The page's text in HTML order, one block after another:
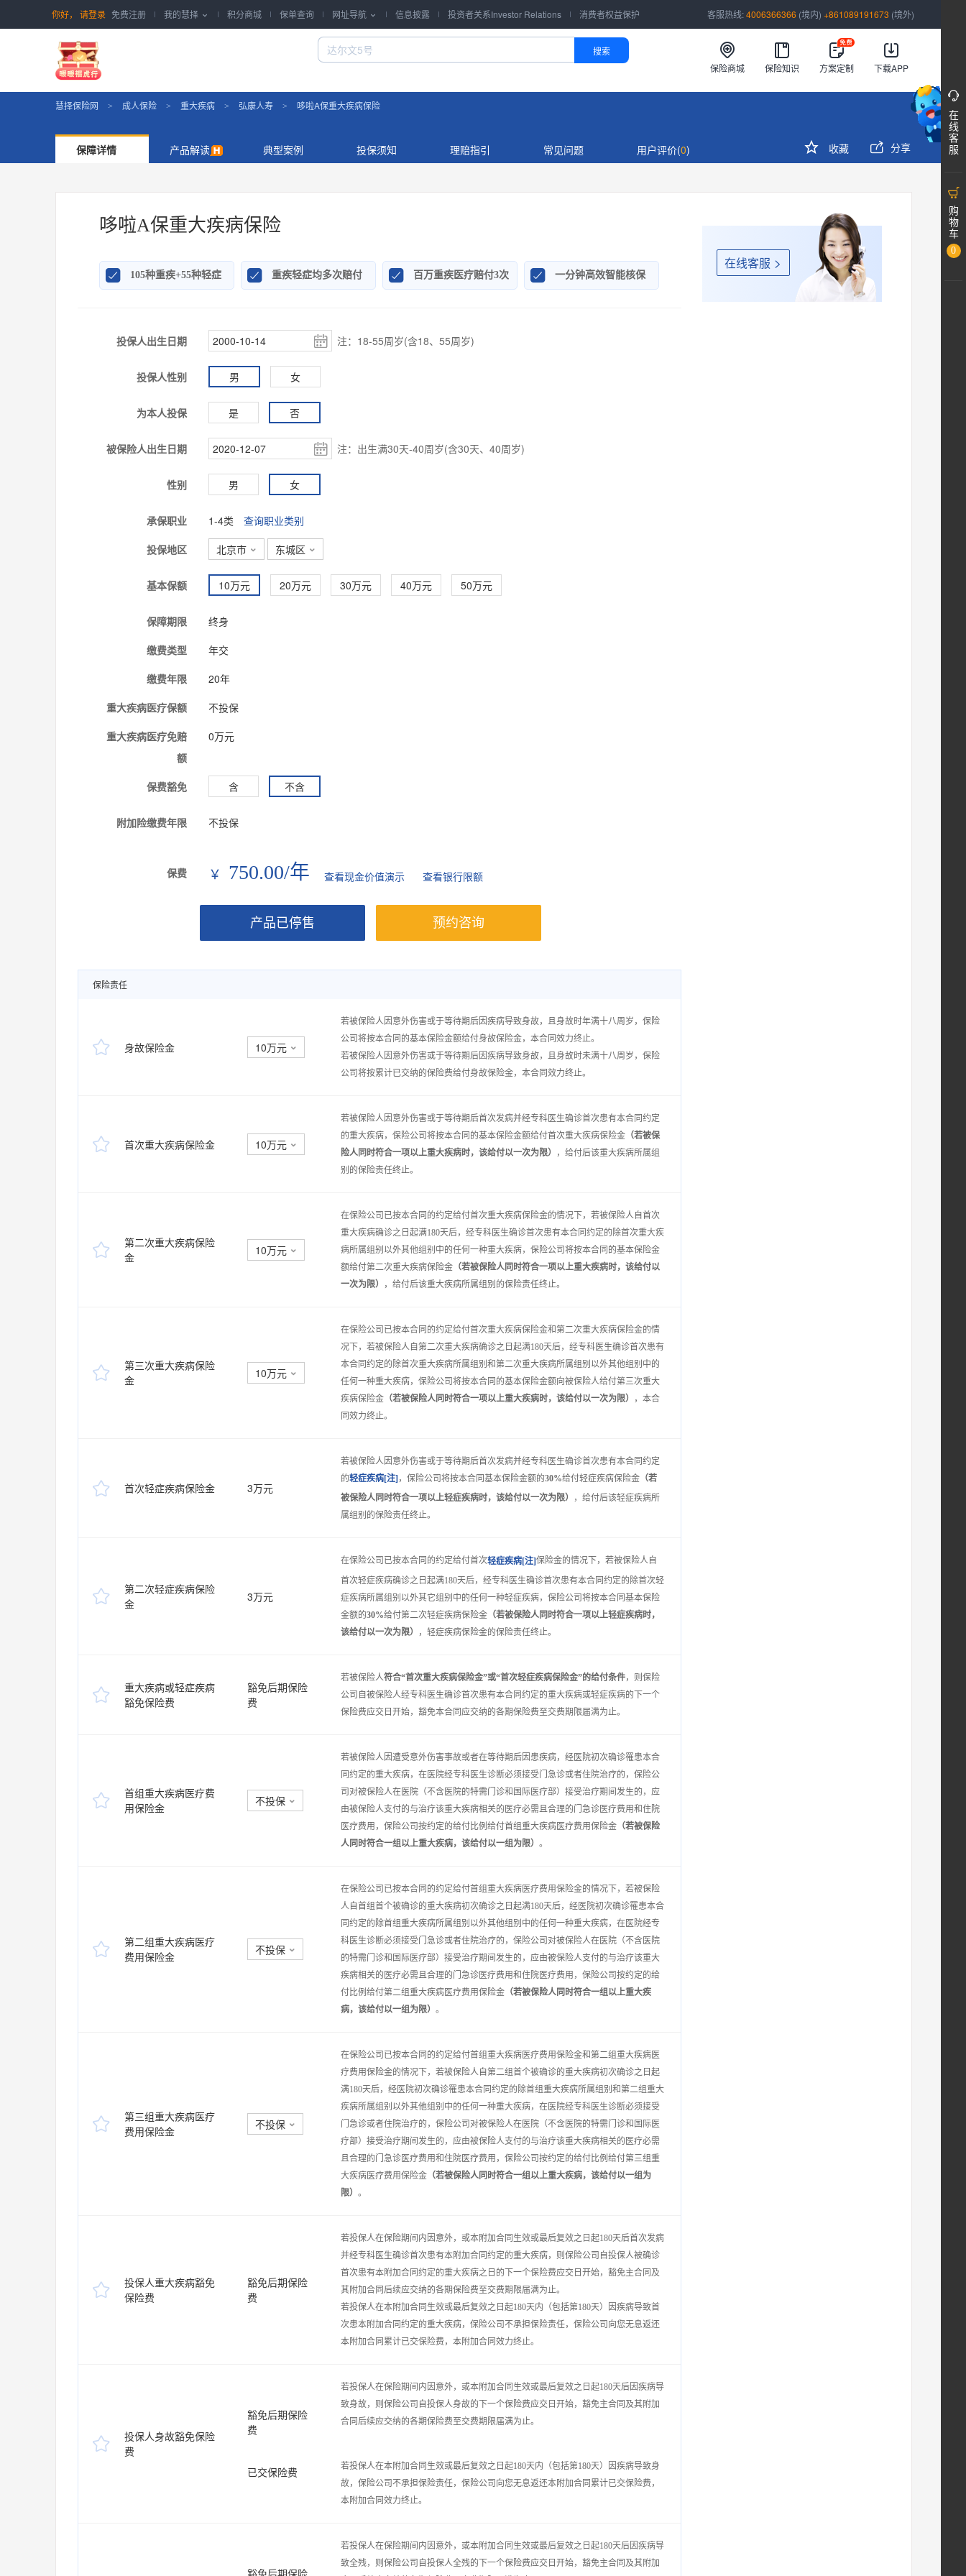
你好， 请登录 免费注册 我的慧择  积分商城 保单查询 网址导航  信息披露 投资者关系Investor Relations 消费者权益保护 客服热线:4006366366 (境内) +861089191673 (境外)
搜索
保险商城
保险知识 方案定制 下载APP
慧择保险网 > 成人保险 > 重大疾病 > 弘康人寿 > 哆啦A保重大疾病保险
保障详情 产品解读 典型案例 投保须知 理赔指引 常见问题 用户评价(0)  收藏  分享
哆啦A保重大疾病保险
 105种重疾+55种轻症  重疾轻症均多次赔付  百万重疾医疗赔付3次  一分钟高效智能核保
投保人出生日期 注：18-55周岁(含18、55周岁)
投保人性别 男 女
为本人投保 是 否
被保险人出生日期 注：出生满30天-40周岁(含30天、40周岁)
性别 男 女
承保职业 1-4类
查询职业类别
投保地区
北京市  东城区 
基本保额 10万元 20万元 30万元 40万元 50万元
保障期限
终身
缴费类型
年交
缴费年限
20年
重大疾病医疗保额
不投保
重大疾病医疗免赔
额
0万元
保费豁免 含 不含
附加险缴费年限 不投保
保费 ￥ 750.00/年 查看现金价值演示 查看银行限额
产品已停售 预约咨询
保险责任
 身故保险金 10万元 
若被保险人因意外伤害或于等待期后因疾病导致身故，且身故时年满十八周岁，保险
公司将按本合同的基本保险金额给付身故保险金，本合同效力终止。
若被保险人因意外伤害或于等待期后因疾病导致身故，且身故时未满十八周岁，保险
公司将按累计已交纳的保险费给付身故保险金，本合同效力终止。
 首次重大疾病保险金 10万元 
若被保险人因意外伤害或于等待期后首次发病并经专科医生确诊首次患有本合同约定
的重大疾病，保险公司将按本合同的基本保险金额给付首次重大疾病保险金 （若被保
险人同时符合一项以上重大疾病时，该给付以一次为限）
，给付后该重大疾病所属组
别的保险责任终止。

第二次重大疾病保险
金
10万元 
在保险公司已按本合同的约定给付首次重大疾病保险金的情况下，若被保险人自首次
重大疾病确诊之日起满180天后，经专科医生确诊首次患有本合同约定的除首次重大疾
病所属组别以外其他组别中的任何一种重大疾病，保险公司将按本合同的基本保险金
额给付第二次重大疾病保险金 （若被保险人同时符合一项以上重大疾病时，该给付以
一次为限）
，给付后该重大疾病所属组别的保险责任终止。

第三次重大疾病保险
金
10万元 
在保险公司已按本合同的约定给付首次重大疾病保险金和第二次重大疾病保险金的情
况下，若被保险人自第二次重大疾病确诊之日起满180天后，经专科医生确诊首次患有
本合同约定的除首次重大疾病所属组别和第二次重大疾病所属组别以外其他组别中的
任何一种重大疾病，保险公司将按本合同的基本保险金额向被保险人给付第三次重大
疾病保险金 （若被保险人同时符合一项以上重大疾病时，该给付以一次为限）
，本合
同效力终止。
 首次轻症疾病保险金 3万元
若被保险人因意外伤害或于等待期后首次发病并经专科医生确诊首次患有本合同约定
的轻症疾病[注] ，保险公司将按本合同基本保险金额的30%给付轻症疾病保险金 （若
被保险人同时符合一项以上轻症疾病时，该给付以一次为限）
，给付后该轻症疾病所
属组别的保险责任终止。

第二次轻症疾病保险
金
3万元
在保险公司已按本合同的约定给付首次轻症疾病[注]保险金的情况下，若被保险人自
首次轻症疾病确诊之日起满180天后，经专科医生确诊首次患有本合同约定的除首次轻
症疾病所属组别以外其它组别中的任何一种轻症疾病，保险公司将按本合同基本保险
金额的30%给付第二次轻症疾病保险金 （若被保险人同时符合一项以上轻症疾病时，
该给付以一次为限）
，轻症疾病保险金的保险责任终止。

重大疾病或轻症疾病
豁免保险费
豁免后期保险
费
若被保险人符合“首次重大疾病保险金”或“首次轻症疾病保险金”的给付条件，则保险
公司自被保险人经专科医生确诊首次患有本合同约定的重大疾病或轻症疾病的下一个
保险费应交日开始，豁免本合同应交纳的各期保险费至交费期限届满为止。

首组重大疾病医疗费
用保险金
不投保 
若被保险人因遭受意外伤害事故或者在等待期后因患疾病，经医院初次确诊罹患本合
同约定的重大疾病，在医院经专科医生诊断必须接受门急诊或者住院治疗的，保险公
司对被保险人在医院（不含医院的特需门诊和国际医疗部）接受治疗期间发生的，应
由被保险人支付的与治疗该重大疾病相关的医疗必需且合理的门急诊医疗费用和住院
医疗费用，保险公司按约定的给付比例给付首组重大疾病医疗费用保险金 （若被保险
人同时符合一组以上重大疾病，该给付以一组为限）。

第二组重大疾病医疗
费用保险金
不投保 
在保险公司已按本合同的约定给付首组重大疾病医疗费用保险金的情况下，若被保险
人自首组首个被确诊的重大疾病初次确诊之日起满180天后，经医院初次确诊罹患本合
同约定的除首组重大疾病所属组别以外其他组别中的任何一种重大疾病，在医院经专
科医生诊断必须接受门急诊或者住院治疗的，保险公司对被保险人在医院（不含医院
的特需门诊和国际医疗部）接受治疗期间发生的，应由被保险人支付的与治疗该重大
疾病相关的医疗必需且合理的门急诊医疗费用和住院医疗费用，保险公司按约定的给
付比例给付第二组重大疾病医疗费用保险金 （若被保险人同时符合一组以上重大疾
病，该给付以一组为限）。

第三组重大疾病医疗
费用保险金
不投保 
在保险公司已按本合同的约定给付首组重大疾病医疗费用保险金和第二组重大疾病医
疗费用保险金的情况下，若被保险人自第二组首个被确诊的重大疾病初次确诊之日起
满180天后，经医院初次确诊罹患本合同约定的除首组重大疾病所属组别和第二组重大
疾病所属组别以外其他组别中的任何一种重大疾病，在医院经专科医生诊断必须接受
门急诊或者住院治疗的，保险公司对被保险人在医院（不含医院的特需门诊和国际医
疗部）接受治疗期间发生的，应由被保险人支付的与治疗该重大疾病相关的医疗必需
且合理的门急诊医疗费用和住院医疗费用，保险公司按约定的给付比例给付第三组重
大疾病医疗费用保险金 （若被保险人同时符合一组以上重大疾病，该给付以一组为
限）。

投保人重大疾病豁免
保险费
豁免后期保险
费
若投保人在保险期间内因意外，或本附加合同生效或最后复效之日起180天后首次发病
并经专科医生确诊首次患有本附加合同约定的重大疾病，则保险公司自投保人被确诊
首次患有本附加合同约定的重大疾病之日的下一个保险费应交日开始，豁免主合同及
其附加合同后续应交纳的各期保险费至交费期限届满为止。
若投保人在本附加合同生效或最后复效之日起180天内（包括第180天）因疾病导致首
次患本附加合同约定的重大疾病，保险公司不承担保险责任，保险公司向您无息返还
本附加合同累计已交保险费，本附加合同效力终止。

投保人身故豁免保险
费
豁免后期保险
费
已交保险费
若投保人在保险期间内因意外，或本附加合同生效或最后复效之日起180天后因疾病导
致身故，则保险公司自投保人身故的下一个保险费应交日开始，豁免主合同及其附加
合同后续应交纳的各期保险费至交费期限届满为止。
若投保人在本附加合同生效或最后复效之日起180天内（包括第180天）因疾病导致身
故，保险公司不承担保险责任，保险公司向您无息返还本附加合同累计已交保险费，
本附加合同效力终止。
若投保人在保险期间内因意外，或本附加合同生效或最后复效之日起180天后因疾病导
致全残，则保险公司自投保人全残的下一个保险费应交日开始，豁免主合同及其附加
在线客服 

在
线
客
服

购
物
车
0